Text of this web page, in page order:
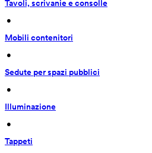
Tavoli, scrivanie e consolle
•
Mobili contenitori
•
Sedute per spazi pubblici
•
Illuminazione
•
Tappeti